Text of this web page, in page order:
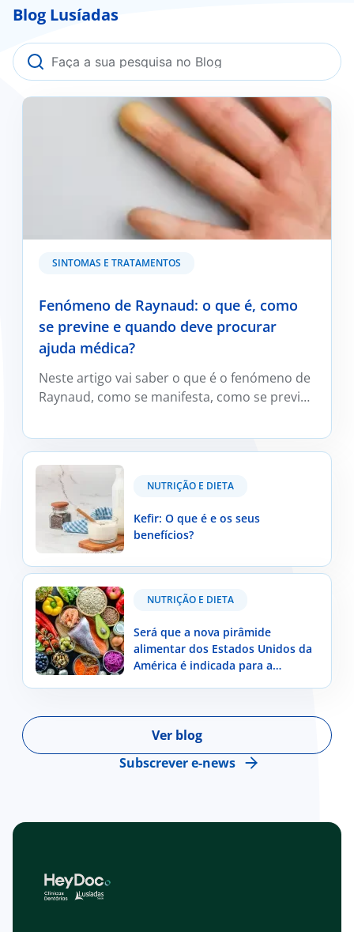
Blog Lusíadas
SINTOMAS E TRATAMENTOS
Fenómeno de Raynaud: o que é, como
se previne e quando deve procurar
ajuda médica?
Neste artigo vai saber o que é o fenómeno de
Raynaud, como se manifesta, como se previne
por um médico reumatologista.
Fenómeno de Raynaud: o que é, como se previne e
quando deve procurar ajuda médica?
NUTRIÇÃO E DIETA
Kefir: O que é e os seus
benefícios?
Kefir: O que é e os seus benefícios?
NUTRIÇÃO E DIETA
Será que a nova pirâmide
alimentar dos Estados Unidos da
América é indicada para a
Será que a nova pirâmide alimentar dos Estados
Unidos da América é indicada para a população
portuguesa?
Subscrever e-news
Ver blog